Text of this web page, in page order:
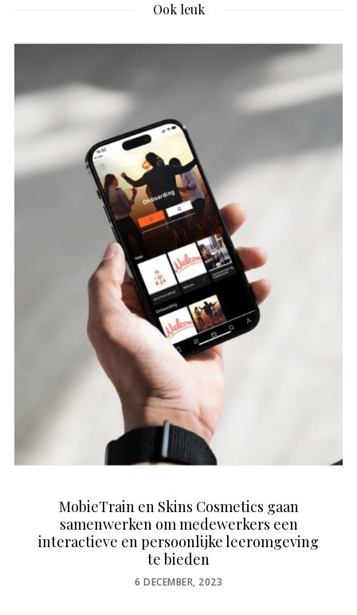
Ook leuk
MobieTrain en Skins Cosmetics gaan
samenwerken om medewerkers een
interactieve en persoonlijke leeromgeving
te bieden
POSTED
6 DECEMBER, 2023